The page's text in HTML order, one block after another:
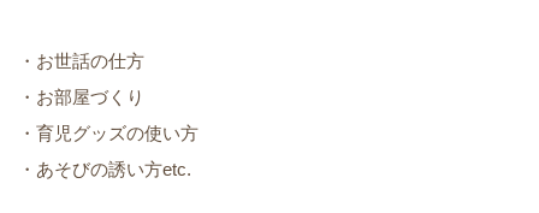
・お世話の仕方
・お部屋づくり
・育児グッズの使い方
・あそびの誘い方etc.